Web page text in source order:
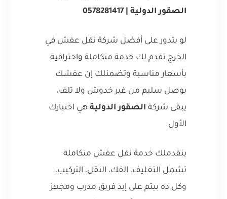
الصقور الدولية | 0578281417
لو بتدور على أفضل شركة نقل عفش في
الخرج تقدم لك خدمة متكاملة واحترافية
بأسعار مناسبة وتضمنلك إن عفشك
يوصل سليم من غير خدوش ولا تلف،
يبقى شركة الصقور الدولية هي اختيارك
الأول.
بنقدملك خدمة نقل عفش متكاملة
تشمل التغليف، الفك، النقل، التركيب،
وكل ده بيتم على إيد فريق مدرب ومجهز